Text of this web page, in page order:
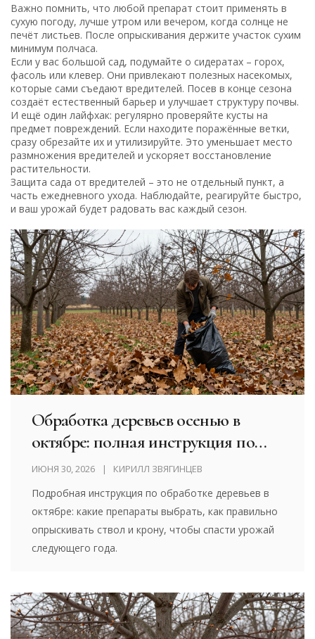
Важно помнить, что любой препарат стоит применять в
сухую погоду, лучше утром или вечером, когда солнце не
печёт листьев. После опрыскивания держите участок сухим
минимум полчаса.
Если у вас большой сад, подумайте о сидератах – горох,
фасоль или клевер. Они привлекают полезных насекомых,
которые сами съедают вредителей. Посев в конце сезона
создаёт естественный барьер и улучшает структуру почвы.
И ещё один лайфхак: регулярно проверяйте кусты на
предмет повреждений. Если находите поражённые ветки,
сразу обрезайте их и утилизируйте. Это уменьшает место
размножения вредителей и ускоряет восстановление
растительности.
Защита сада от вредителей – это не отдельный пункт, а
часть ежедневного ухода. Наблюдайте, реагируйте быстро,
и ваш урожай будет радовать вас каждый сезон.
Обработка деревьев осенью в
октябре: полная инструкция по
защите от болезней и вредителей
ИЮНЯ 30, 2026 КИРИЛЛ ЗВЯГИНЦЕВ
Подробная инструкция по обработке деревьев в
октябре: какие препараты выбрать, как правильно
опрыскивать ствол и крону, чтобы спасти урожай
следующего года.